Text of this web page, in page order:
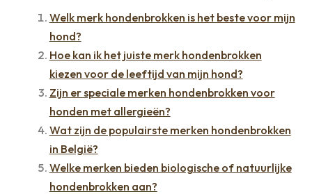
Welk merk hondenbrokken is het beste voor mijn
hond?
Hoe kan ik het juiste merk hondenbrokken
kiezen voor de leeftijd van mijn hond?
Zijn er speciale merken hondenbrokken voor
honden met allergieën?
Wat zijn de populairste merken hondenbrokken
in België?
Welke merken bieden biologische of natuurlijke
hondenbrokken aan?